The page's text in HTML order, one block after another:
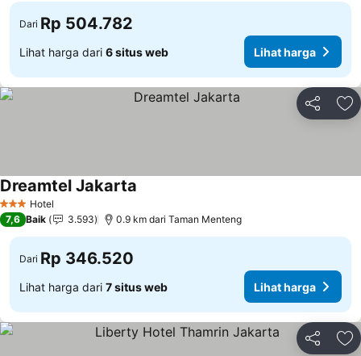
Dari Rp 504.782
Lihat harga dari 6 situs web Lihat harga
Bagikan
3 BintangHotel
Dreamtel Jakarta
7,6 Baik 3.593 0.9 km dari Taman Menteng
Dari Rp 346.520
Lihat harga dari 7 situs web Lihat harga
Bagikan